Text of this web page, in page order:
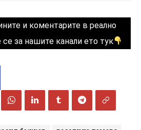
и коментарите в реално
за нашите канали ето тук